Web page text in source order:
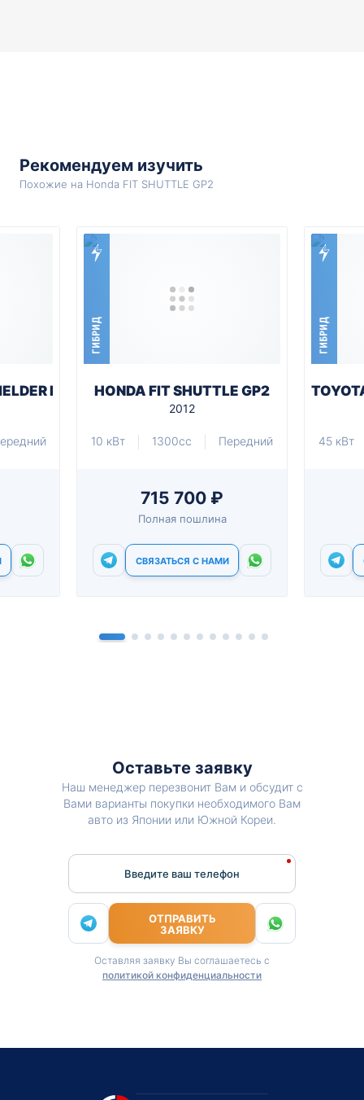
Рекомендуем изучить
Похожие на Honda FIT SHUTTLE GP2
NKE165G
ГИБРИД
HONDA FIT SHUTTLE GP2
2012
10 кВт 1300cc Передний
715 700 ₽
Полная пошлина
СВЯЗАТЬСЯ С НАМИ
ГИБРИД
45 кВт
Оставьте заявку
Наш менеджер перезвонит Вам и обсудит с
Вами варианты покупки необходимого Вам
авто из Японии или Южной Кореи.
Введите ваш телефон
ОТПРАВИТЬ
ЗАЯВКУ
Оставляя заявку Вы соглашаетесь с
политикой конфиденциальности